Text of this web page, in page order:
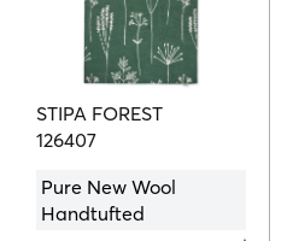
STIPA FOREST
126407
Pure New Wool
Handtufted